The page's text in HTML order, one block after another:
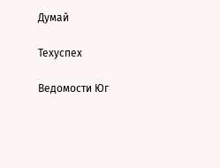
Думай
Техуспех
Ведомости Юг